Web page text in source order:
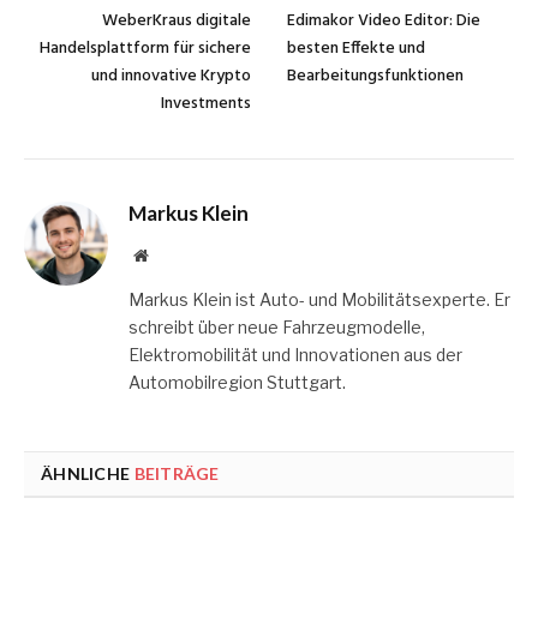
WeberKraus digitale
Handelsplattform für sichere
und innovative Krypto
Investments
Edimakor Video Editor: Die
besten Effekte und
Bearbeitungsfunktionen
Markus Klein
Website
Markus Klein ist Auto- und Mobilitätsexperte. Er
schreibt über neue Fahrzeugmodelle,
Elektromobilität und Innovationen aus der
Automobilregion Stuttgart.
ÄHNLICHE BEITRÄGE